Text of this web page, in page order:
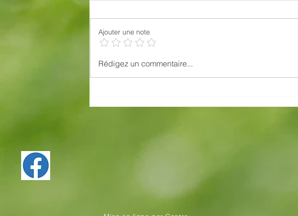
JUNIOR SERIES
Ajouter une note
Rédigez un commentaire...